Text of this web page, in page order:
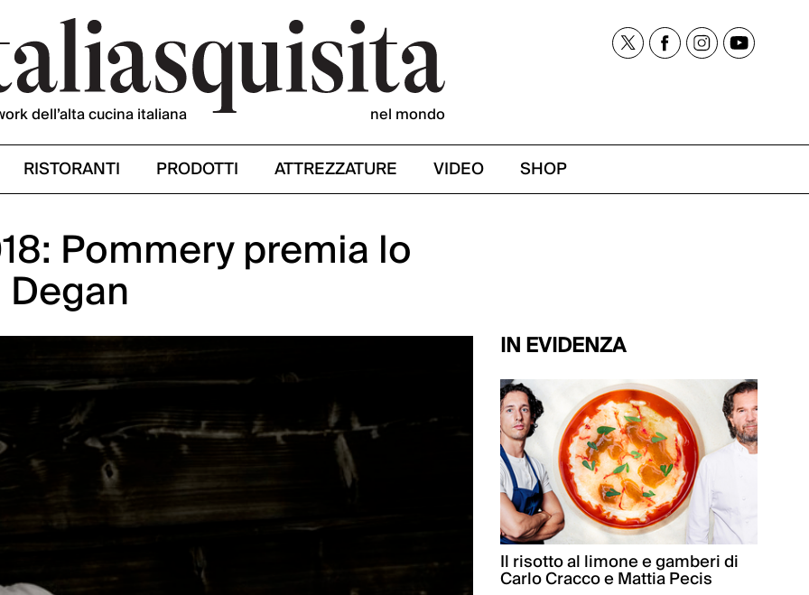
dell’alta cucina italiana nel mondo
RISTORANTI PRODOTTI ATTREZZATURE VIDEO SHOP
Pommery premia lo
IN EVIDENZA
Il risotto al limone e gamberi di
Carlo Cracco e Mattia Pecis